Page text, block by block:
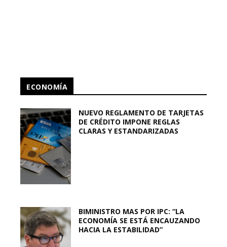
ECONOMÍA
NUEVO REGLAMENTO DE TARJETAS
DE CRÉDITO IMPONE REGLAS
CLARAS Y ESTANDARIZADAS
BIMINISTRO MAS POR IPC: “LA
ECONOMÍA SE ESTÁ ENCAUZANDO
HACIA LA ESTABILIDAD”